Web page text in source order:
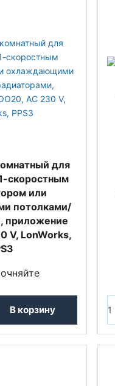
для
скоростным
или
потолками/
приложение
V, LonWorks,
В корзину